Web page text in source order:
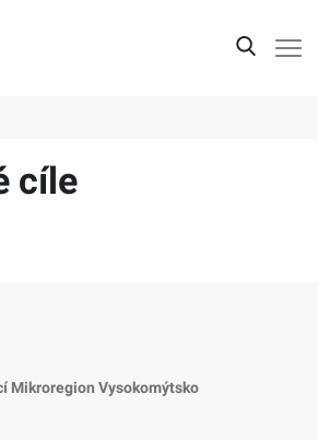
cíle
Mikroregion Vysokomýtsko